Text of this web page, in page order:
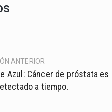
ANTERIOR
Azul: Cáncer de próstata es
a tiempo.